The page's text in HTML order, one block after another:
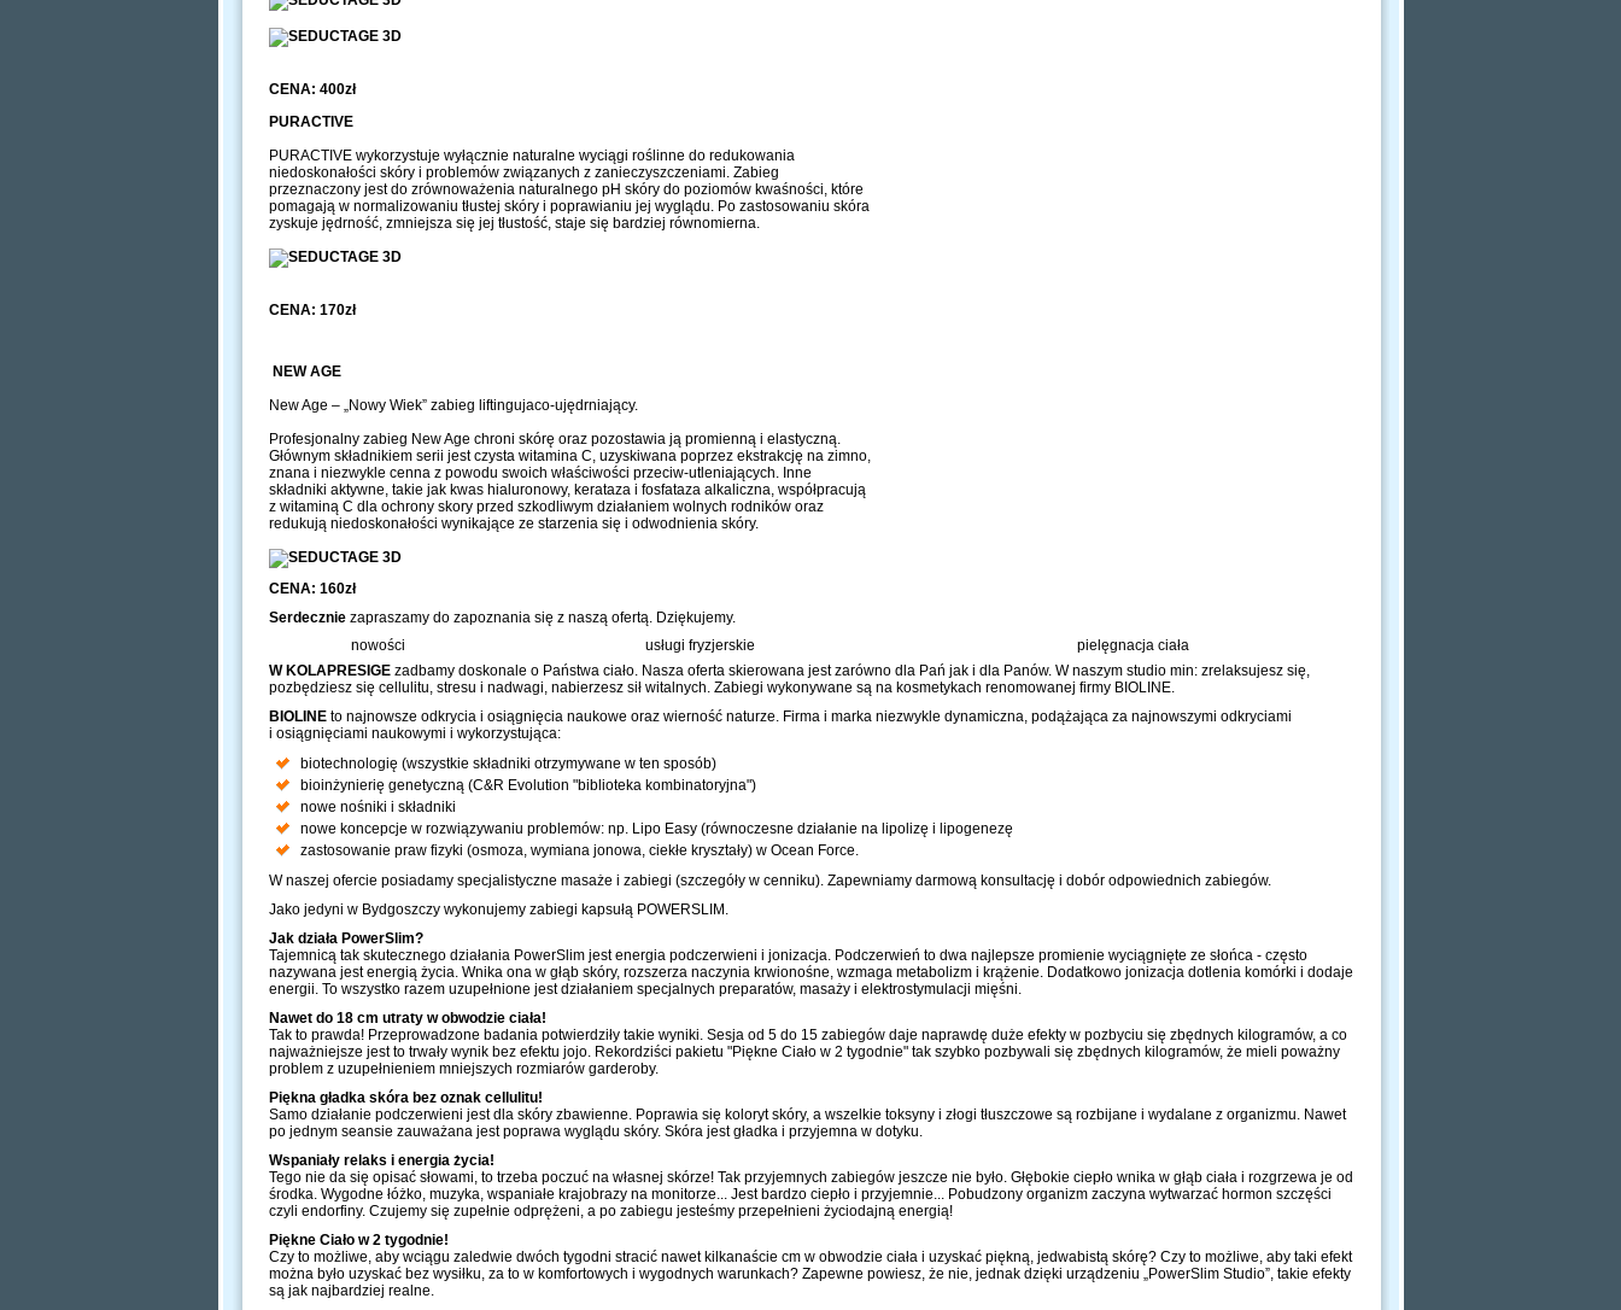
CENA: 400zł
PURACTIVE
PURACTIVE wykorzystuje wyłącznie naturalne wyciągi roślinne do redukowania
niedoskonałości skóry i problemów związanych z zanieczyszczeniami. Zabieg
przeznaczony jest do zrównoważenia naturalnego pH skóry do poziomów kwaśności, które
pomagają w normalizowaniu tłustej skóry i poprawianiu jej wyglądu. Po zastosowaniu skóra
zyskuje jędrność, zmniejsza się jej tłustość, staje się bardziej równomierna.
CENA: 170zł
NEW AGE
New Age – „Nowy Wiek” zabieg liftingujaco-ujędrniający.
Profesjonalny zabieg New Age chroni skórę oraz pozostawia ją promienną i elastyczną.
Głównym składnikiem serii jest czysta witamina C, uzyskiwana poprzez ekstrakcję na zimno,
znana i niezwykle cenna z powodu swoich właściwości przeciw-utleniających. Inne
składniki aktywne, takie jak kwas hialuronowy, kerataza i fosfataza alkaliczna, współpracują
z witaminą C dla ochrony skory przed szkodliwym działaniem wolnych rodników oraz
redukują niedoskonałości wynikające ze starzenia się i odwodnienia skóry.
CENA: 160zł
Serdeczniezapraszamy do zapoznania się z naszą ofertą. Dziękujemy.
nowości
usługi fryzjerskie
pielęgnacja ciała
W KOLAPRESIGEzadbamy doskonale o Państwa ciało. Nasza oferta skierowana jest zarówno dla Pań jak i dla Panów. W naszym studio min: zrelaksujesz się,
pozbędziesz się cellulitu, stresu i nadwagi, nabierzesz sił witalnych. Zabiegi wykonywane są na kosmetykach renomowanej firmy BIOLINE.
BIOLINEto najnowsze odkrycia i osiągnięcia naukowe oraz wierność naturze. Firma i marka niezwykle dynamiczna, podążająca za najnowszymi odkryciami
i osiągnięciami naukowymi i wykorzystująca:
biotechnologię (wszystkie składniki otrzymywane w ten sposób)
bioinżynierię genetyczną (C&R Evolution "biblioteka kombinatoryjna")
nowe nośniki i składniki
nowe koncepcje w rozwiązywaniu problemów: np. Lipo Easy (równoczesne działanie na lipolizę i lipogenezę
zastosowanie praw fizyki (osmoza, wymiana jonowa, ciekłe kryształy) w Ocean Force.
W naszej ofercie posiadamy specjalistyczne masaże i zabiegi (szczegóły w cenniku). Zapewniamy darmową konsultację i dobór odpowiednich zabiegów.
Jako jedyni w Bydgoszczy wykonujemy zabiegi kapsułą POWERSLIM.
Jak działa PowerSlim?
Tajemnicą tak skutecznego działania PowerSlim jest energia podczerwieni i jonizacja. Podczerwień to dwa najlepsze promienie wyciągnięte ze słońca - często
nazywana jest energią życia. Wnika ona w głąb skóry, rozszerza naczynia krwionośne, wzmaga metabolizm i krążenie. Dodatkowo jonizacja dotlenia komórki i dodaje
energii. To wszystko razem uzupełnione jest działaniem specjalnych preparatów, masaży i elektrostymulacji mięśni.
Nawet do 18 cm utraty w obwodzie ciała!
Tak to prawda! Przeprowadzone badania potwierdziły takie wyniki. Sesja od 5 do 15 zabiegów daje naprawdę duże efekty w pozbyciu się zbędnych kilogramów, a co
najważniejsze jest to trwały wynik bez efektu jojo. Rekordziści pakietu "Piękne Ciało w 2 tygodnie" tak szybko pozbywali się zbędnych kilogramów, że mieli poważny
problem z uzupełnieniem mniejszych rozmiarów garderoby.
Piękna gładka skóra bez oznak cellulitu!
Samo działanie podczerwieni jest dla skóry zbawienne. Poprawia się koloryt skóry, a wszelkie toksyny i złogi tłuszczowe są rozbijane i wydalane z organizmu. Nawet
po jednym seansie zauważana jest poprawa wyglądu skóry. Skóra jest gładka i przyjemna w dotyku.
Wspaniały relaks i energia życia!
Tego nie da się opisać słowami, to trzeba poczuć na własnej skórze! Tak przyjemnych zabiegów jeszcze nie było. Głębokie ciepło wnika w głąb ciała i rozgrzewa je od
środka. Wygodne łóżko, muzyka, wspaniałe krajobrazy na monitorze... Jest bardzo ciepło i przyjemnie... Pobudzony organizm zaczyna wytwarzać hormon szczęści
czyli endorfiny. Czujemy się zupełnie odprężeni, a po zabiegu jesteśmy przepełnieni życiodajną energią!
Piękne Ciało w 2 tygodnie!
Czy to możliwe, aby wciągu zaledwie dwóch tygodni stracić nawet kilkanaście cm w obwodzie ciała i uzyskać piękną, jedwabistą skórę? Czy to możliwe, aby taki efekt
można było uzyskać bez wysiłku, za to w komfortowych i wygodnych warunkach? Zapewne powiesz, że nie, jednak dzięki urządzeniu „PowerSlim Studio”, takie efekty
są jak najbardziej realne.